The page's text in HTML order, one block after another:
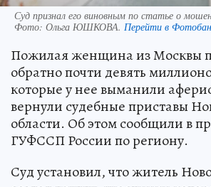
Фото:Ольга ЮШКОВА.Перейти в
Пожилая женщина из Москвы
обратно почти девять
которые у нее выманили
вернули судебные приставы
области. Об этом сообщили в
ГУФССП России по региону.